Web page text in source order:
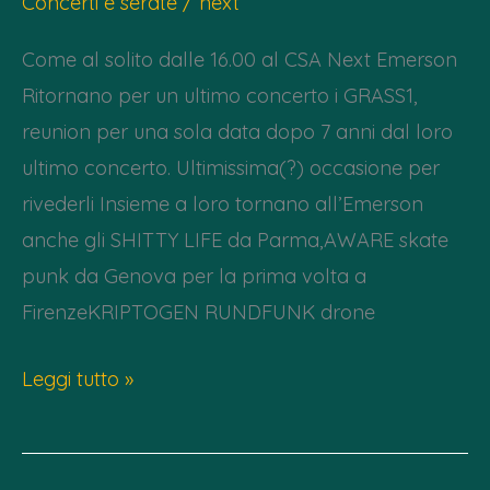
Nato”
e
proiezione
documentario
Come al solito dalle 16.00 al CSA Next Emerson
Ritornano per un ultimo concerto i GRASS1,
reunion per una sola data dopo 7 anni dal loro
ultimo concerto. Ultimissima(?) occasione per
rivederli Insieme a loro tornano all’Emerson
anche gli SHITTY LIFE da Parma,AWARE skate
punk da Genova per la prima volta a
FirenzeKRIPTOGEN RUNDFUNK drone
Dom
–
Leggi tutto »